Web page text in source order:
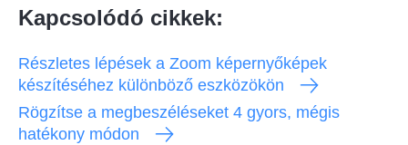
Kapcsolódó cikkek:
Részletes lépések a Zoom képernyőképek
készítéséhez különböző eszközökön
Rögzítse a megbeszéléseket 4 gyors, mégis
hatékony módon